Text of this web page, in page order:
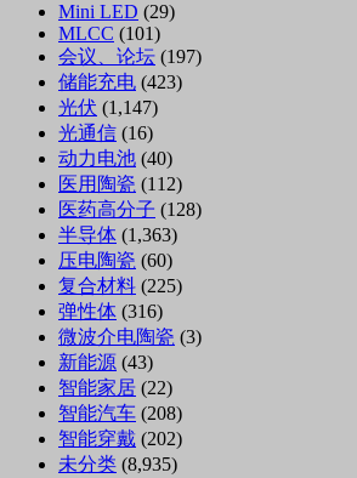
Mini LED (29)
MLCC (101)
会议、论坛 (197)
储能充电 (423)
光伏 (1,147)
光通信 (16)
动力电池 (40)
医用陶瓷 (112)
医药高分子 (128)
半导体 (1,363)
压电陶瓷 (60)
复合材料 (225)
弹性体 (316)
微波介电陶瓷 (3)
新能源 (43)
智能家居 (22)
智能汽车 (208)
智能穿戴 (202)
未分类 (8,935)